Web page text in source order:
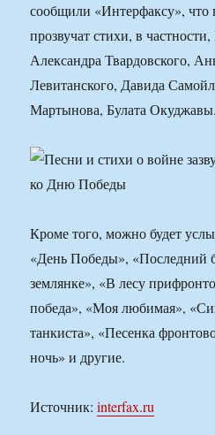
сообщили «Интерфаксу», что
прозвучат стихи, в частности,
Александра Твардовского,
Левитанского, Давида
Мартынова, Булата Окуджавы.
Кроме того, можно будет
«День Победы», «Последний
землянке», «В лесу
победа», «Моя любимая»,
танкиста», «Песенка
ночь» и другие.
Источник:interfax.ru